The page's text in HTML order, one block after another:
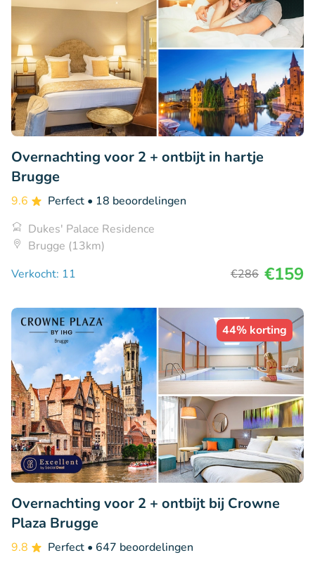
Overnachting voor 2 + ontbijt in hartje
Brugge
9.6 Perfect • 18 beoordelingen
Dukes' Palace Residence
Brugge (13km)
Verkocht: 11
€286 €159
44% korting
Overnachting voor 2 + ontbijt bij Crowne
Plaza Brugge
9.8 Perfect • 647 beoordelingen